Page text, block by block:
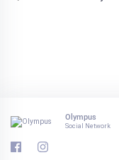
Olympus
Social Network